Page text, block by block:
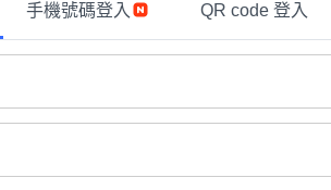
手機號碼登入 QR code 登入